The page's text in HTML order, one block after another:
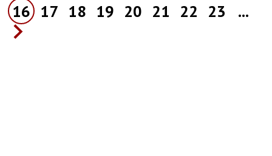
16 17 18 19 20 21 22 23 ...